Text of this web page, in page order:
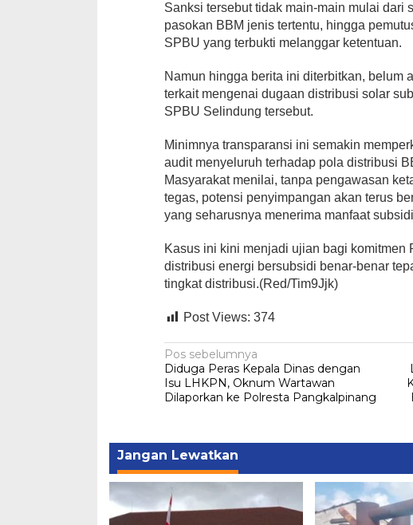
Sanksi tersebut tidak main-main mulai dari
pasokan BBM jenis tertentu, hingga
SPBU yang terbukti melanggar ketentuan.
Namun hingga berita ini diterbitkan, belum
terkait mengenai dugaan distribusi solar
SPBU Selindung tersebut.
Minimnya transparansi ini semakin
audit menyeluruh terhadap pola distribusi
Masyarakat menilai, tanpa pengawasan
tegas, potensi penyimpangan akan terus
yang seharusnya menerima manfaat
Kasus ini kini menjadi ujian bagi komitmen
distribusi energi bersubsidi benar-benar
tingkat distribusi.(Red/Tim9Jjk)
Post Views: 374
Navigasi
pos
Pos sebelumnya
Diduga Peras Kepala Dinas dengan
Isu LHKPN, Oknum Wartawan
Dilaporkan ke Polresta Pangkalpinang
Jangan Lewatkan